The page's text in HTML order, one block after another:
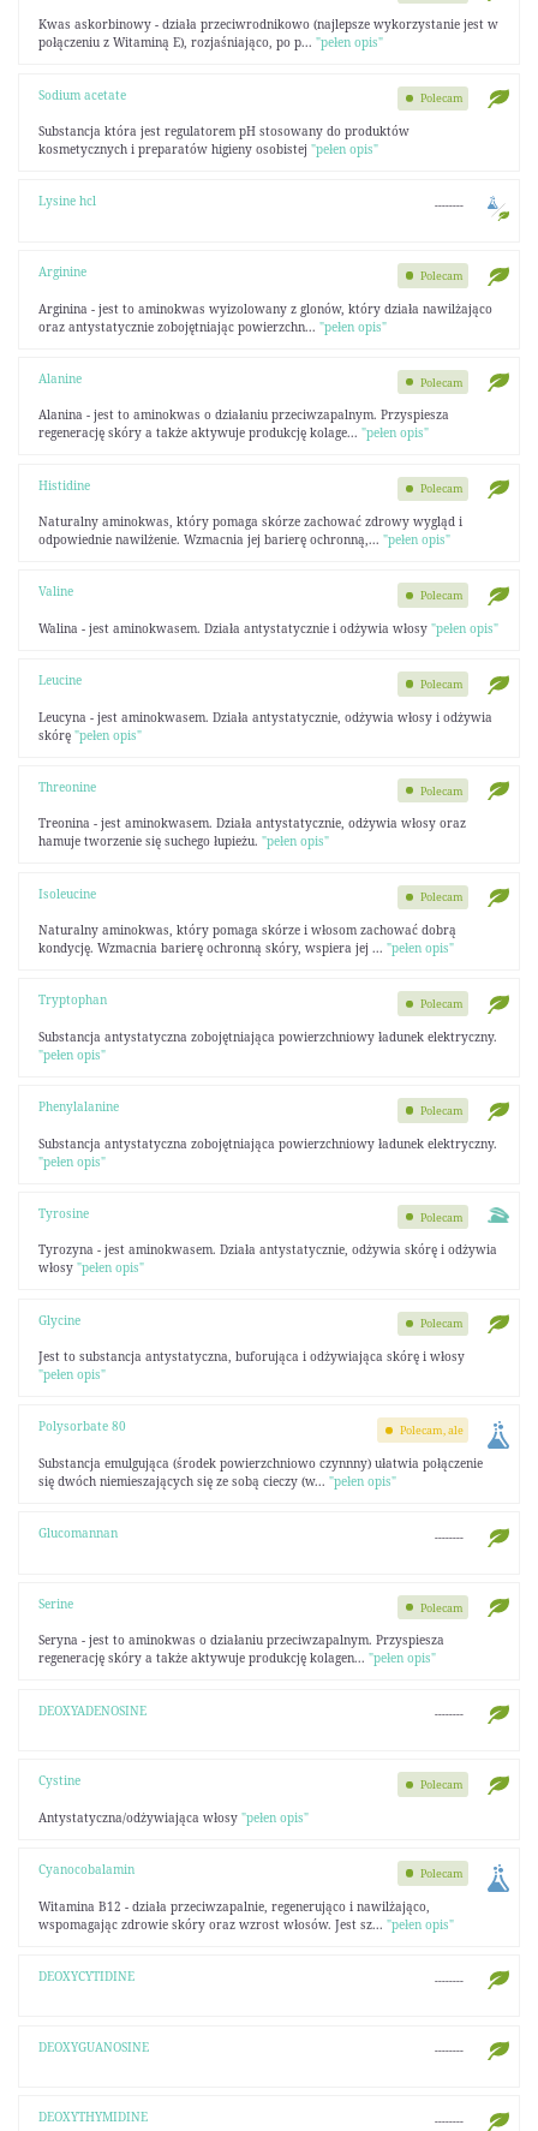
Kwas askorbinowy - działa przeciwrodnikowo (najlepsze wykorzystanie jest w
połączeniu z Witaminą E), rozjaśniająco, po p... "pełen opis"
Sodium acetate
Substancja która jest regulatorem pH stosowany do produktów
kosmetycznych i preparatów higieny osobistej "pełen opis"
Polecam
Lysine hcl --------
Arginine
Arginina - jest to aminokwas wyizolowany z glonów, który działa nawilżająco
oraz antystatycznie zobojętniając powierzchn... "pełen opis"
Polecam
Alanine
Alanina - jest to aminokwas o działaniu przeciwzapalnym. Przyspiesza
regenerację skóry a także aktywuje produkcję kolage... "pełen opis"
Polecam
Histidine
Naturalny aminokwas, który pomaga skórze zachować zdrowy wygląd i
odpowiednie nawilżenie. Wzmacnia jej barierę ochronną,... "pełen opis"
Polecam
Valine
Walina - jest aminokwasem. Działa antystatycznie i odżywia włosy "pełen opis"
Polecam
Leucine
Leucyna - jest aminokwasem. Działa antystatycznie, odżywia włosy i odżywia
skórę "pełen opis"
Polecam
Threonine
Treonina - jest aminokwasem. Działa antystatycznie, odżywia włosy oraz
hamuje tworzenie się suchego łupieżu. "pełen opis"
Polecam
Isoleucine
Naturalny aminokwas, który pomaga skórze i włosom zachować dobrą
kondycję. Wzmacnia barierę ochronną skóry, wspiera jej ... "pełen opis"
Polecam
Tryptophan
Substancja antystatyczna zobojętniająca powierzchniowy ładunek elektryczny.
"pełen opis"
Polecam
Phenylalanine
Substancja antystatyczna zobojętniająca powierzchniowy ładunek elektryczny.
"pełen opis"
Polecam
Tyrosine
Tyrozyna - jest aminokwasem. Działa antystatycznie, odżywia skórę i odżywia
włosy "pełen opis"
Polecam
Glycine
Jest to substancja antystatyczna, buforująca i odżywiająca skórę i włosy
"pełen opis"
Polecam
Polysorbate 80
Substancja emulgująca (środek powierzchniowo czynnny) ułatwia połączenie
się dwóch niemieszających się ze sobą cieczy (w... "pełen opis"
Polecam, ale
Glucomannan --------
Serine
Seryna - jest to aminokwas o działaniu przeciwzapalnym. Przyspiesza
regenerację skóry a także aktywuje produkcję kolagen... "pełen opis"
Polecam
DEOXYADENOSINE --------
Cystine
Antystatyczna/odżywiająca włosy "pełen opis"
Polecam
Cyanocobalamin
Witamina B12 - działa przeciwzapalnie, regenerująco i nawilżająco,
wspomagając zdrowie skóry oraz wzrost włosów. Jest sz... "pełen opis"
Polecam
DEOXYCYTIDINE --------
DEOXYGUANOSINE --------
DEOXYTHYMIDINE --------